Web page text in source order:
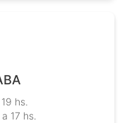
hs.
17 hs.